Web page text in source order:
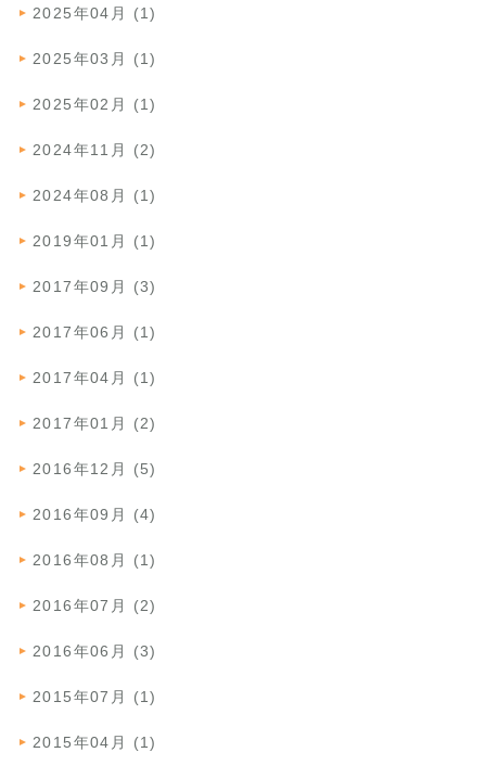
2025年04月 (1)
2025年03月 (1)
2025年02月 (1)
2024年11月 (2)
2024年08月 (1)
2019年01月 (1)
2017年09月 (3)
2017年06月 (1)
2017年04月 (1)
2017年01月 (2)
2016年12月 (5)
2016年09月 (4)
2016年08月 (1)
2016年07月 (2)
2016年06月 (3)
2015年07月 (1)
2015年04月 (1)